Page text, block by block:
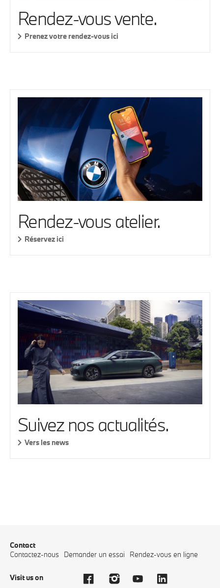
Rendez-vous vente.
Prenez votre rendez-vous ici
Rendez-vous atelier.
Réservez ici
Suivez nos actualités.
Vers les news
Contact
Contactez-nous Demander un essai Rendez-vous en ligne
Visit us on